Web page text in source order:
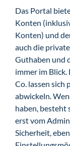
Das Portal
Konten
Konten) und
auch die
Guthaben und
immer im
Co. lassen sich
abwickeln.
haben, besteht
erst vom
Sicherheit,